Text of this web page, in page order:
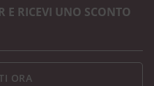
E RICEVI UNO SCONTO
ORA